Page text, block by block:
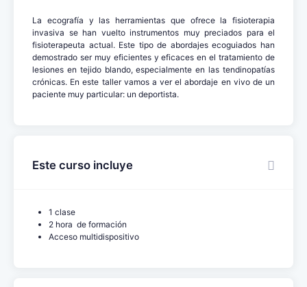
La ecografía y las herramientas que ofrece la fisioterapia
invasiva se han vuelto instrumentos muy preciados para el
fisioterapeuta actual. Este tipo de abordajes ecoguiados han
demostrado ser muy eficientes y eficaces en el tratamiento de
lesiones en tejido blando, especialmente en las tendinopatías
crónicas. En este taller vamos a ver el abordaje en vivo de un
paciente muy particular: un deportista.
Este curso incluye
1 clase
2 hora de formación
Acceso multidispositivo